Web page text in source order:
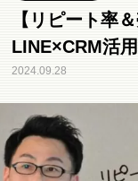
【リピート率
LINE×CRM活
2024.09.28